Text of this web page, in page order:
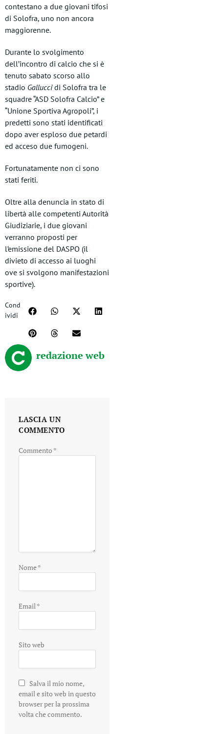
contestano a due giovani tifosi
di Solofra, uno non ancora
maggiorenne.
Durante lo svolgimento
dell’incontro di calcio che si è
tenuto sabato scorso allo
stadio Galluccidi Solofra tra le
squadre “ASD Solofra Calcio” e
“Unione Sportiva Agropoli”, i
predetti sono stati identificati
dopo aver esploso due petardi
ed acceso due fumogeni.
Fortunatamente non ci sono
stati feriti.
Oltre alla denuncia in stato di
libertà alle competenti Autorità
Giudiziarie, i due giovani
verranno proposti per
l’emissione del DASPO (il
divieto di accesso ai luoghi
ove si svolgono manifestazioni
sportive).
Cond
ividi
redazione web
LASCIA UN
COMMENTO
Commento *
Nome*
Email*
Sito web
Salva il mio nome,
email e sito web in questo
browser per la prossima
volta che commento.